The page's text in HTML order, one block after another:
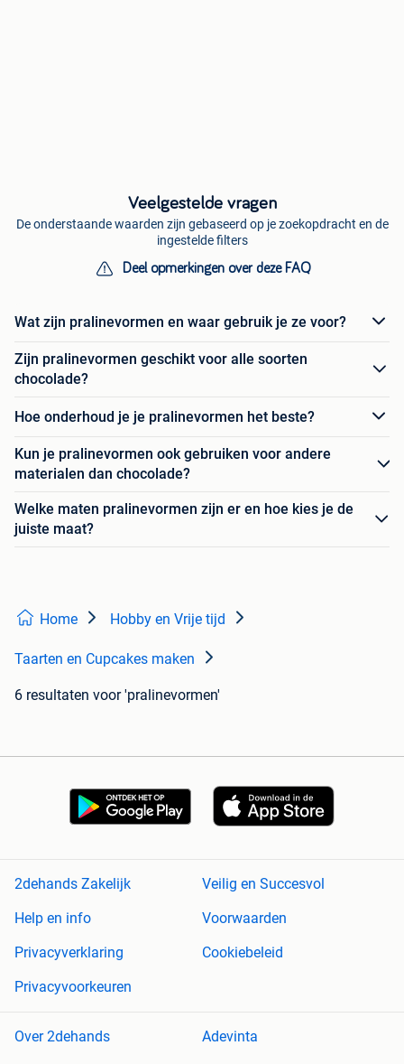
Veelgestelde vragen
De onderstaande waarden zijn gebaseerd op je zoekopdracht en de
ingestelde filters
Deel opmerkingen over deze FAQ
Wat zijn pralinevormen en waar gebruik je ze voor?
Zijn pralinevormen geschikt voor alle soorten
chocolade?
Hoe onderhoud je je pralinevormen het beste?
Kun je pralinevormen ook gebruiken voor andere
materialen dan chocolade?
Welke maten pralinevormen zijn er en hoe kies je de
juiste maat?
Home Hobby en Vrije tijd
Taarten en Cupcakes maken
6 resultaten voor 'pralinevormen'
2dehands Zakelijk
Veilig en Succesvol
Help en info
Voorwaarden
Privacyverklaring
Cookiebeleid
Privacyvoorkeuren
Over 2dehands
Adevinta